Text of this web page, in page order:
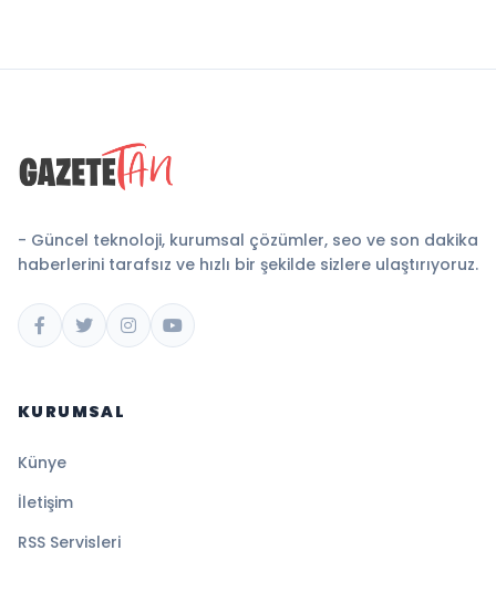
- Güncel teknoloji, kurumsal çözümler, seo ve son dakika
haberlerini tarafsız ve hızlı bir şekilde sizlere ulaştırıyoruz.
KURUMSAL
Künye
İletişim
RSS Servisleri